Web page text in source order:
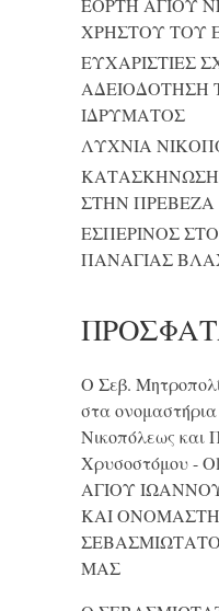
ΕΟΡΤΗ ΑΓΙΟΥ
ΧΡΗΣΤΟΥ ΤΟΥ
ΕΥΧΑΡΙΣΤΙΕΣ
ΑΔΕΙΟΔΟΤΗΣΗ
ΙΔΡΥΜΑΤΟΣ
ΛΥΧΝΙΑ
ΚΑΤΑΣΚΗΝΩΣΗ
ΣΤΗΝ ΠΡΕΒΕΖΑ
ΕΣΠΕΡΙΝΟΣ
ΠΑΝΑΓΙΑΣ
Ο Σεβ.
στα
Νικοπόλεως και
Χρυσοστόμου -
ΑΓΙΟΥ
ΚΑΙ
ΜΑΣ